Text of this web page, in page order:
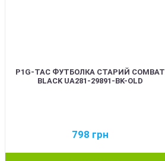
P1G-TAC ФУТБОЛКА СТАРИЙ COMBAT
BLACK UA281-29891-BK-OLD
798 грн